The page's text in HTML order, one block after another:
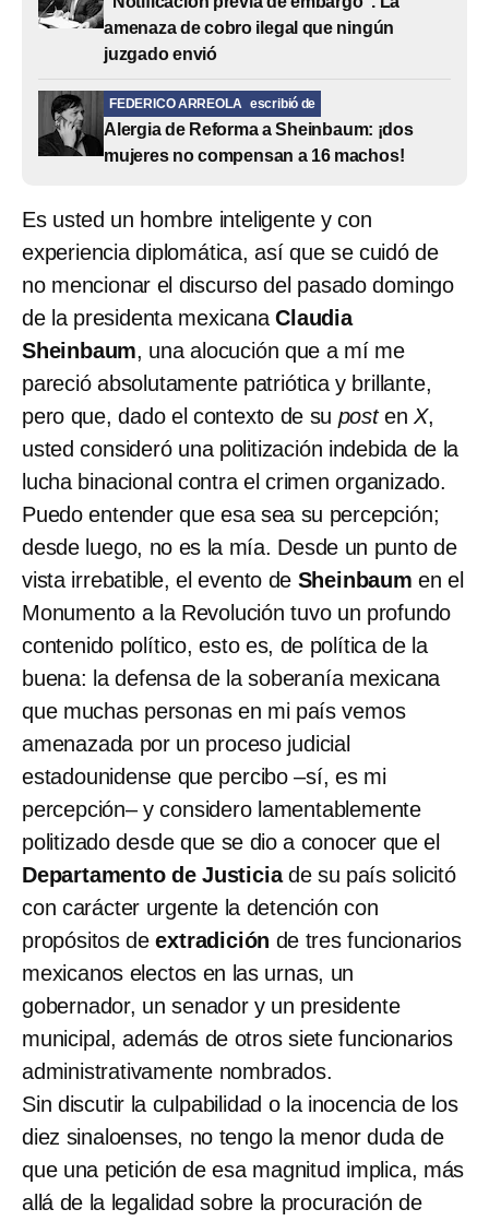
amenaza de cobro ilegal que ningún
juzgado envió
FEDERICO ARREOLA escribió de
Alergia de Reforma a Sheinbaum: ¡dos
mujeres no compensan a 16 machos!
Es usted un hombre inteligente y con
experiencia diplomática, así que se cuidó de
no mencionar el discurso del pasado domingo
de la presidenta mexicanaClaudia
Sheinbaum, una alocución que a mí me
pareció absolutamente patriótica y brillante,
pero que, dado el contexto de su postenX,
usted consideró una politización indebida de la
lucha binacional contra el crimen organizado.
Puedo entender que esa sea su percepción;
desde luego, no es la mía. Desde un punto de
vista irrebatible, el evento de Sheinbaum en el
Monumento a la Revolución tuvo un profundo
contenido político, esto es, de política de la
buena: la defensa de la soberanía mexicana
que muchas personas en mi país vemos
amenazada por un proceso judicial
estadounidense que percibo –sí, es mi
percepción– y considero lamentablemente
politizado desde que se dio a conocer que el
Departamento de Justiciade su país solicitó
con carácter urgente la detención con
propósitos deextradición de tres funcionarios
mexicanos electos en las urnas, un
gobernador, un senador y un presidente
municipal, además de otros siete funcionarios
administrativamente nombrados.
Sin discutir la culpabilidad o la inocencia de los
diez sinaloenses, no tengo la menor duda de
que una petición de esa magnitud implica, más
allá de la legalidad sobre la procuración de